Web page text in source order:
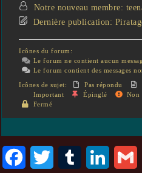
Notre nouveau membre:
Dernière publication:
Icônes du forum:
Le forum ne contient aucun
Le forum contient des messages
Icônes de sujet:
Pas répondu
Important
Épinglé Non
Fermé
FacebookTwitter Tumblr